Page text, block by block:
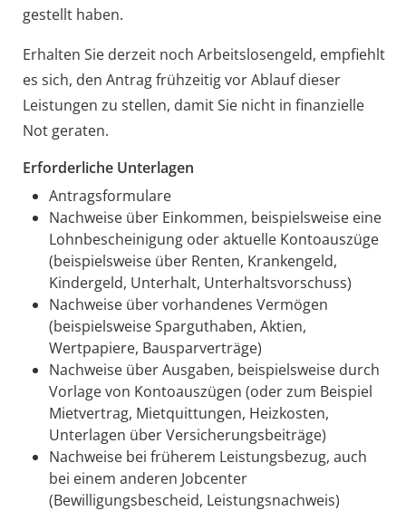
gestellt haben.
Erhalten Sie derzeit noch Arbeitslosengeld, empfiehlt
es sich, den Antrag frühzeitig vor Ablauf dieser
Leistungen zu stellen, damit Sie nicht in finanzielle
Not geraten.
Erforderliche Unterlagen
Antragsformulare
Nachweise über Einkommen, beispielsweise eine
Lohnbescheinigung oder aktuelle Kontoauszüge
(beispielsweise über Renten, Krankengeld,
Kindergeld, Unterhalt, Unterhaltsvorschuss)
Nachweise über vorhandenes Vermögen
(beispielsweise Sparguthaben, Aktien,
Wertpapiere, Bausparverträge)
Nachweise über Ausgaben, beispielsweise durch
Vorlage von Kontoauszügen (oder zum Beispiel
Mietvertrag, Mietquittungen, Heizkosten,
Unterlagen über Versicherungsbeiträge)
Nachweise bei früherem Leistungsbezug, auch
bei einem anderen Jobcenter
(Bewilligungsbescheid, Leistungsnachweis)